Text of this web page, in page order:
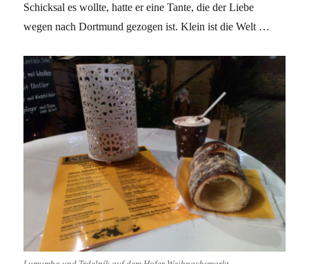
Schicksal es wollte, hatte er eine Tante, die der Liebe
wegen nach Dortmund gezogen ist. Klein ist die Welt …